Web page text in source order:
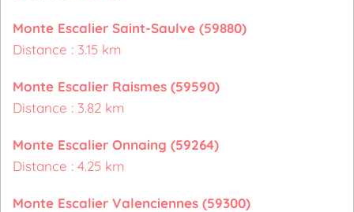
Monte Escalier Saint-Saulve (59880)
Distance : 3.15 km
Monte Escalier Raismes (59590)
Distance : 3.82 km
Monte Escalier Onnaing (59264)
Distance : 4.25 km
Monte Escalier Valenciennes (59300)